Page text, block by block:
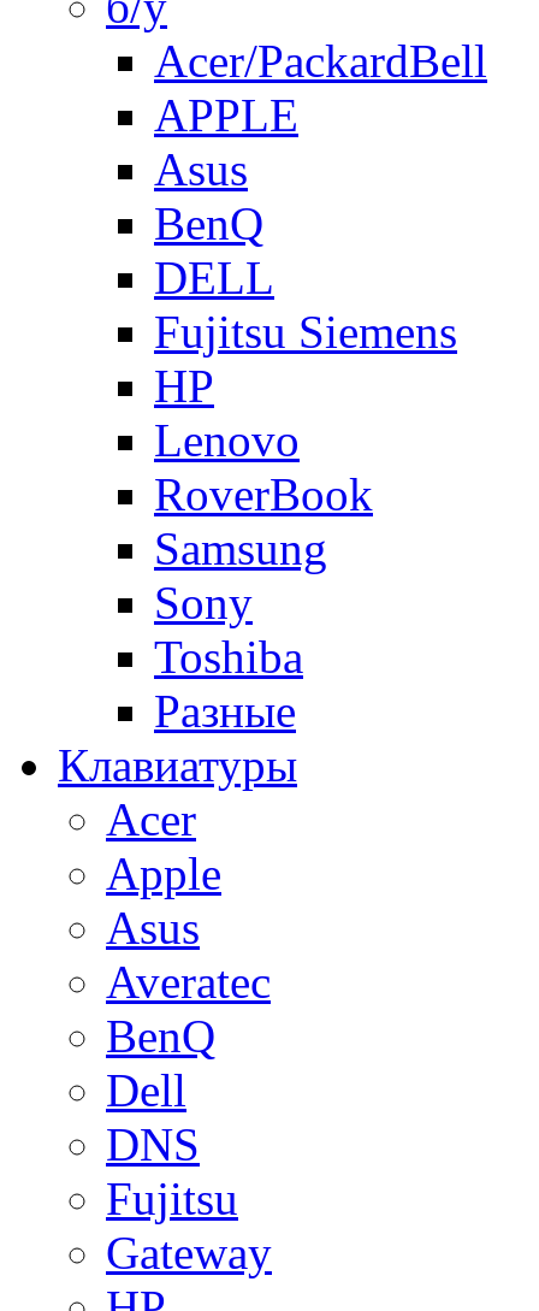
Acer/PackardBell
APPLE
Asus
BenQ
DELL
Fujitsu Siemens
HP
Lenovo
RoverBook
Samsung
Sony
Toshiba
Разные
Клавиатуры
Acer
Apple
Asus
Averatec
BenQ
Dell
DNS
Fujitsu
Gateway